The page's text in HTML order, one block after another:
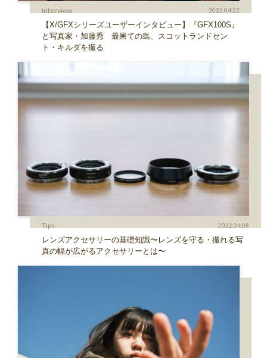
Interview 2022.04.22
【X/GFXシリーズユーザーインタビュー】『GFX100S』
と写真家・加藤秀 最果ての島、スコットランドセン
ト・キルダを撮る
Tips 2022.04.08
レンズアクセサリーの基礎知識〜レンズを守る・撮れる写
真の幅が広がるアクセサリーとは〜